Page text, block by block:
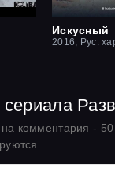
Искусный
2016, Рус.
комментария - 50